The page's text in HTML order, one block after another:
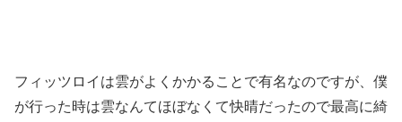
フィッツロイは雲がよくかかることで有名なのですが、僕
が行った時は雲なんてほぼなくて快晴だったので最高に綺